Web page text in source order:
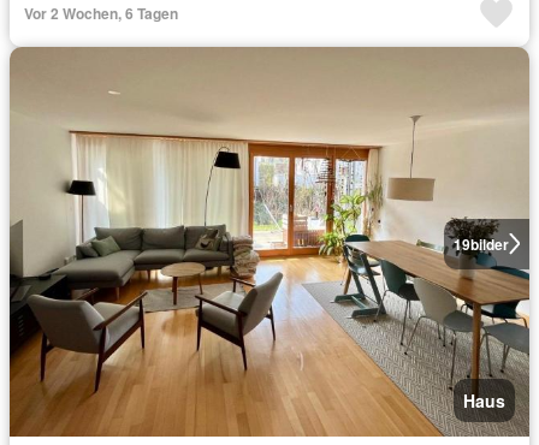
Vor 2 Wochen, 6 Tagen
19bilder
Haus